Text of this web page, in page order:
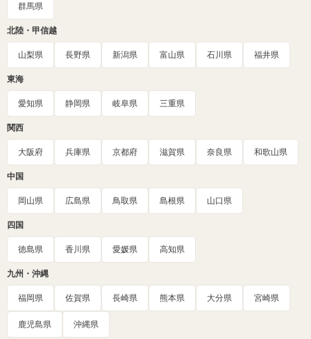
群馬県
北陸・甲信越
山梨県 長野県 新潟県 富山県 石川県 福井県
東海
愛知県 静岡県 岐阜県 三重県
関西
大阪府 兵庫県 京都府 滋賀県 奈良県 和歌山県
中国
岡山県 広島県 鳥取県 島根県 山口県
四国
徳島県 香川県 愛媛県 高知県
九州・沖縄
福岡県 佐賀県 長崎県 熊本県 大分県 宮崎県
鹿児島県 沖縄県